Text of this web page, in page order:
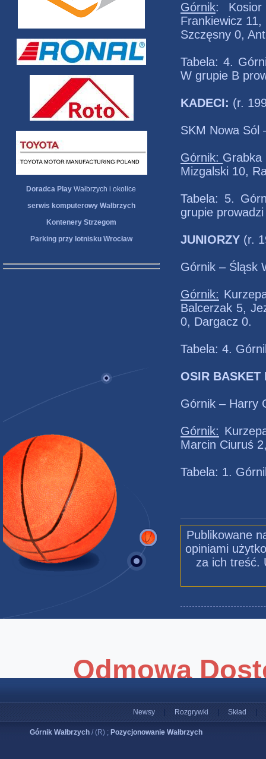
Doradca Play Wałbrzych i okolice
serwis komputerowy Wałbrzych
Kontenery Strzegom
Parking przy lotnisku Wrocław
Górnik: Kosior
Frankiewicz
Szczęsny 0,
Tabela: 4.
W grupie B
KADECI: (r.
SKM Nowa Sól
Górnik: Grabka
Mizgalski 10,
Tabela: 5.
grupie
JUNIORZY (r.
Górnik – Śląsk
Górnik:
Balcerzak 5,
0, Dargacz 0.
Tabela: 4.
OSIR
Górnik – Harry
Górnik:
Marcin Ciuruś
Tabela: 1.
Publikowane
opiniami
za ich treść.
Newsy Rozgrywki Skład
Górnik Wałbrzych / (R) ; Pozycjonowanie Wałbrzych